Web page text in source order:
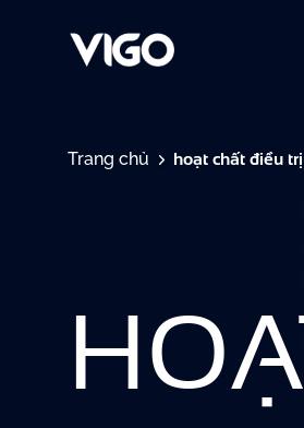
Trang chủ hoạt chất điều trị